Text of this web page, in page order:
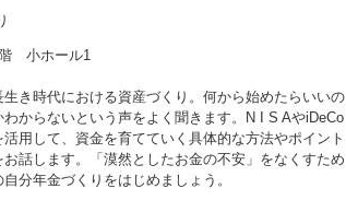
小ホール1
生き時代における資産づくり。何から始めたらいいの
わからないという声をよく聞きます。N I S AやiDeCo
活用して、資金を育てていく具体的な方法やポイント
お話します。「漠然としたお金の不安」をなくすため
自分年金づくりをはじめましょう。